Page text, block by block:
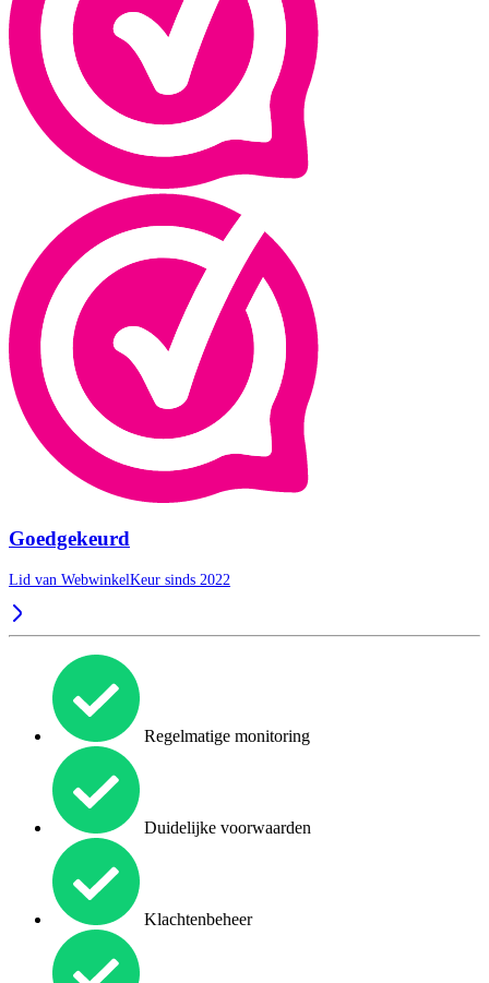
Goedgekeurd
Lid van WebwinkelKeur sinds 2022
Regelmatige monitoring
Duidelijke voorwaarden
Klachtenbeheer